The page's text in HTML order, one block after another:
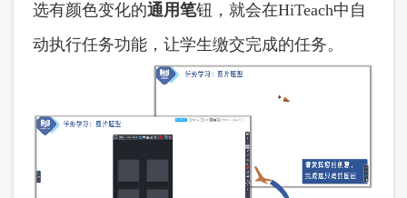
选有颜色变化的通用笔钮，就会在HiTeach中自
动执行任务功能，让学生缴交完成的任务。